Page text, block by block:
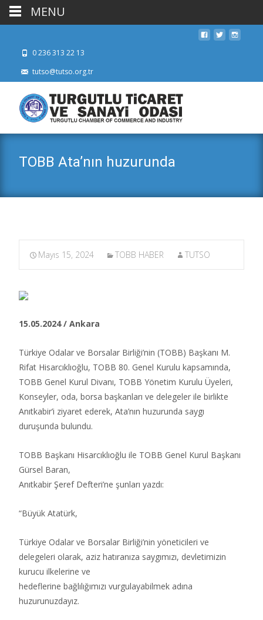
0 236 313 22 13
tutso@tutso.org.tr
TOBB Ata’nın huzurunda
Mayıs 15, 2024 TOBB HABER TUTSO
15.05.2024 / Ankara
Türkiye Odalar ve Borsalar Birliği’nin (TOBB) Başkanı M.
Rifat Hisarcıklıoğlu, TOBB 80. Genel Kurulu kapsamında,
TOBB Genel Kurul Divanı, TOBB Yönetim Kurulu Üyeleri,
Konseyler, oda, borsa başkanları ve delegeler ile birlikte
Anıtkabir’i ziyaret ederek, Ata’nın huzurunda saygı
duruşunda bulundu.​
TOBB Başkanı Hisarcıklıoğlu ile TOBB Genel Kurul Başkanı
Gürsel Baran,
Anıtkabir Şeref Defteri’ne şunları yazdı:
“Büyük Atatürk,
Türkiye Odalar ve Borsalar Birliği’nin yöneticileri ve
delegeleri olarak, aziz hatıranıza saygımızı, devletimizin
kurucu ilkelerine ve
hedeflerine bağlılığımızı vurgulayabilmek adına
huzurunuzdayız.
MENU